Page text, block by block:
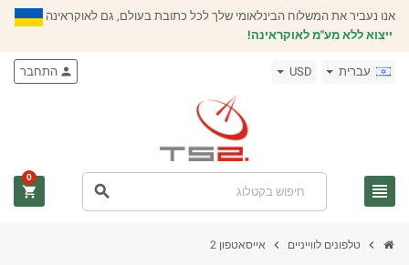
אנו נעביר את המשלוח הבינלאומי שלך לכל כתובת בעולם, גם לאוקראינה
ייצוא ללא מע"מ לאוקראינה!
עברית USD
view_headline
search
person התחבר
shopping_cart
0
chevron_right טלפונים לווייניים chevron_right אייסאטפון 2